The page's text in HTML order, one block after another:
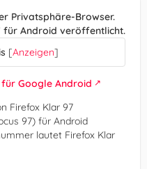
Privatsphäre-Browser.
für Android veröffentlicht.
[Anzeigen]
Google Android
Firefox Klar 97
97) für Android
lautet Firefox Klar